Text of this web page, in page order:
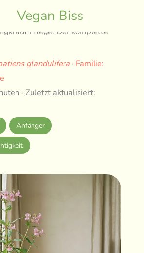
Vegan Biss
Pflege: Der komplette
glandulifera · Familie:
· Zuletzt aktualisiert:
Anfänger